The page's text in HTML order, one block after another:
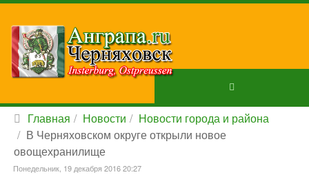
Главная Новости
Новости города и района
В Черняховском округе открыли новое
овощехранилище
Понедельник, 19 декабря 2016 20:27